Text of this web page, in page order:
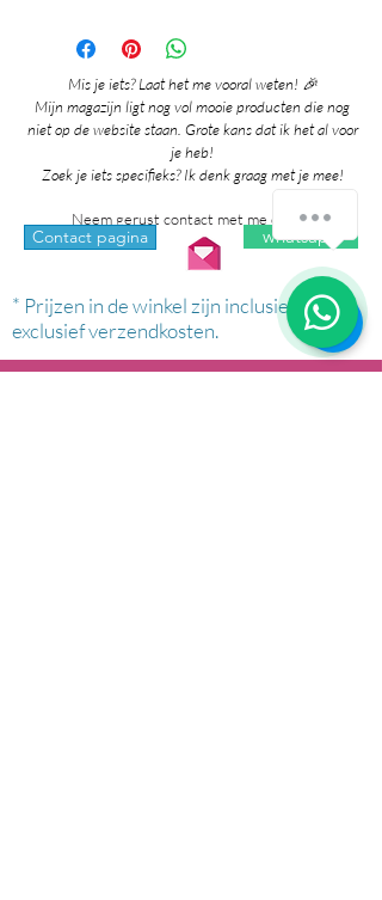
Mis je iets? Laat het me vooral weten! 🎉
Mijn magazijn ligt nog vol mooie producten die nog
niet op de website staan. Grote kans dat ik het al voor
je heb!
Zoek je iets specifieks? Ik denk graag met je mee!
Neem gerust contact met me op via:
Contact pagina whatsapp
* Prijzen in de winkel zijn inclusief btw en
exclusief verzendkosten.
1